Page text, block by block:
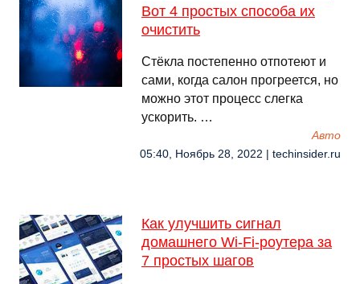
Вот 4 простых способа их
очистить
Cтёкла постепенно отпотеют и
сами, когда салон прогреется, но
можно этот процесс слегка
ускорить. …
Авто
05:40, Ноябрь 28, 2022 | techinsider.ru
Как улучшить сигнал
домашнего Wi-Fi-роутера за
7 простых шагов